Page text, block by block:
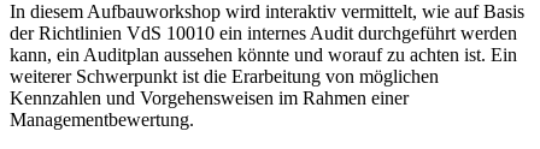
In diesem Aufbauworkshop wird interaktiv vermittelt, wie auf Basis
der Richtlinien VdS 10010 ein internes Audit durchgeführt werden
kann, ein Auditplan aussehen könnte und worauf zu achten ist. Ein
weiterer Schwerpunkt ist die Erarbeitung von möglichen
Kennzahlen und Vorgehensweisen im Rahmen einer
Managementbewertung.